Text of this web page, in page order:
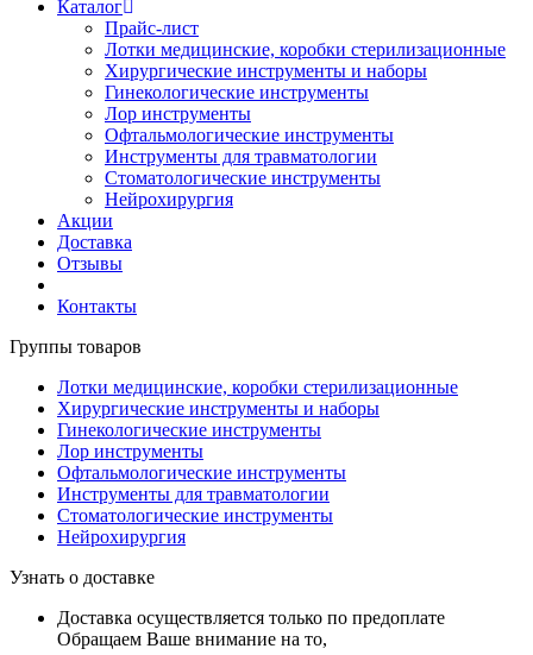
Каталог
Прайс-лист
Лотки медицинские, коробки стерилизационные
Хирургические инструменты и наборы
Гинекологические инструменты
Лор инструменты
Офтальмологические инструменты
Инструменты для травматологии
Стоматологические инструменты
Нейрохирургия
Акции
Доставка
Отзывы
Контакты
Группы товаров
Лотки медицинские, коробки стерилизационные
Хирургические инструменты и наборы
Гинекологические инструменты
Лор инструменты
Офтальмологические инструменты
Инструменты для травматологии
Стоматологические инструменты
Нейрохирургия
Узнать о доставке
Доставка осуществляется только по предоплате
Обращаем Ваше внимание на то,